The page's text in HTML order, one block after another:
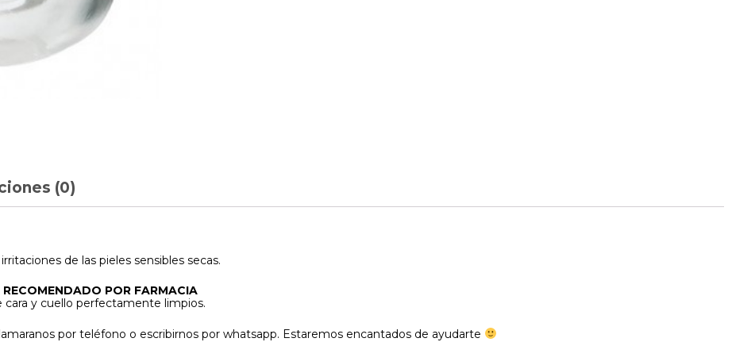
(0)
de las pieles sensibles secas.
POR FARMACIA
y cuello perfectamente limpios.
por teléfono o escribirnos por whatsapp. Estaremos encantados de ayudarte